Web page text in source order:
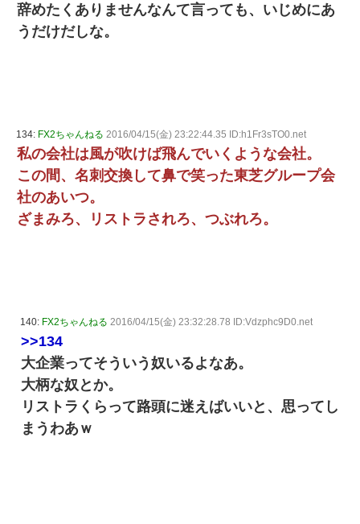
辞めたくありませんなんて言っても、いじめにあ
うだけだしな。
134: FX2ちゃんねる 2016/04/15(金) 23:22:44.35 ID:h1Fr3sTO0.net
私の会社は風が吹けば飛んでいくような会社。
この間、名刺交換して鼻で笑った東芝グループ会
社のあいつ。
ざまみろ、リストラされろ、つぶれろ。
140: FX2ちゃんねる 2016/04/15(金) 23:32:28.78 ID:Vdzphc9D0.net
>>134
大企業ってそういう奴いるよなあ。
大柄な奴とか。
リストラくらって路頭に迷えばいいと、思ってし
まうわあｗ